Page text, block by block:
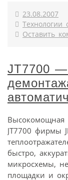
23.08.2007
Технологии
Оставить
JT7700 —
Высокомощная
JT7700 фирмы
быстро,
микросхемы,
площадки и